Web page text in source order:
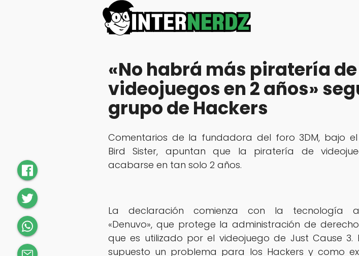
«No habrá más piratería de
videojuegos en 2 años»
grupo de Hackers
Comentarios de la fundadora del foro 3DM, bajo
Bird Sister, apuntan que la piratería de
acabarse en tan solo 2 años.
La declaración comienza con la tecnología
«Denuvo», que protege la administración de
que es utilizado por el videojuego de Just Cause 3.
supuesto un problema para los Hackers y como